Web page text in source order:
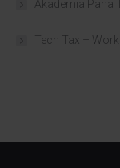
Akademia Pana
Tech Tax –